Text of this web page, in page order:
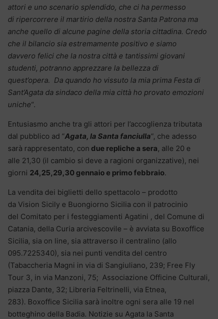
attori e uno scenario splendido, che ci ha permesso
di ripercorrere il martirio della nostra Santa Patrona ma
anche quello di alcune pagine della storia cittadina. Credo
che il bilancio sia estremamente positivo e siamo
davvero felici che la nostra città e tantissimi giovani
studenti, potranno apprezzare la bellezza di
quest’opera. Da quando ho vissuto la mia prima Festa di
Sant’Agata da sindaco della mia città ho provato emozioni
uniche“.
Entusiasmo anche tra gli attori per l’accoglienza tributata
dal pubblico ad “Agata, la Santa fanciulla“, che adesso
sarà rappresentato, con due repliche a sera, alle 20 e
alle 21,30 (il cambio si deve a ragioni organizzative), nei
giorni 24,25,29,30 gennaio e primo febbraio.
La vendita dei biglietti dello spettacolo – prodotto
da Vision Sicily e Buongiorno Sicilia con il patrocinio
del Comitato per i festeggiamenti Agatini , del Comune di
Catania, della Curia arcivescovile – è avviata su Boxoffice
Sicilia, sia on line, sia attraverso il centralino (allo
095.7225340), sia nei punti vendita del centro
(Tabaccheria Magni in via di Sangiuliano, 239; Free Fly
Tour 3, in via Manzoni, 75; Associazione Officine Culturali,
piazza Dante, 32; Libreria Feltrinelli, via Etnea,
283). Boxoffice Sicilia sarà inoltre ogni sera alle 19 nel
botteghino della Badia. Notizie su Agata la Santa